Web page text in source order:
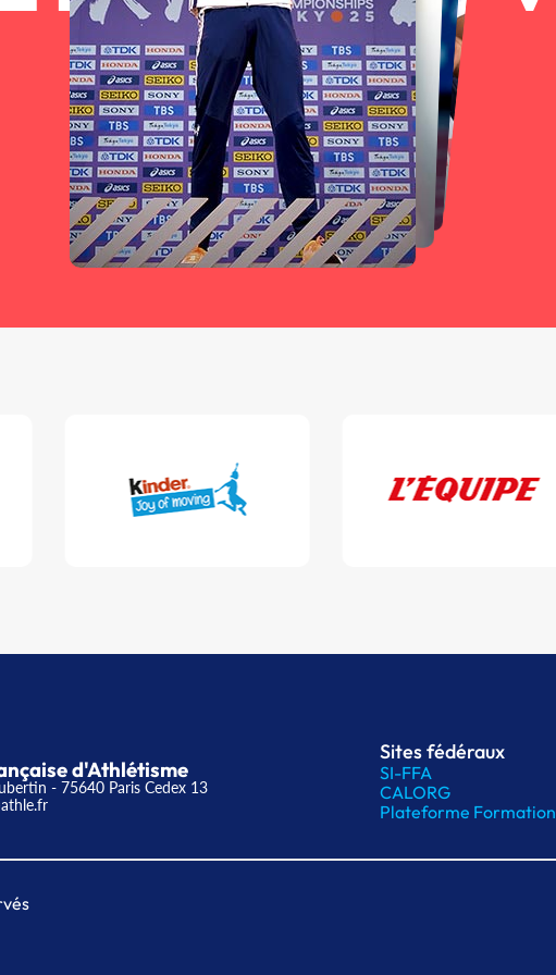
d'Athlétisme
- 75640 Paris Cedex 13
Sites fédéraux
SI-FFA
CALORG
Plateforme Formation